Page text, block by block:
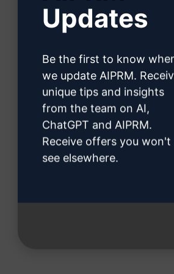
3. lépés :
Updates
Be the first to know
we update AIPRM.
unique tips and insights
from the team on AI,
ChatGPT and AIPRM.
Receive offers you won't
see elsewhere.